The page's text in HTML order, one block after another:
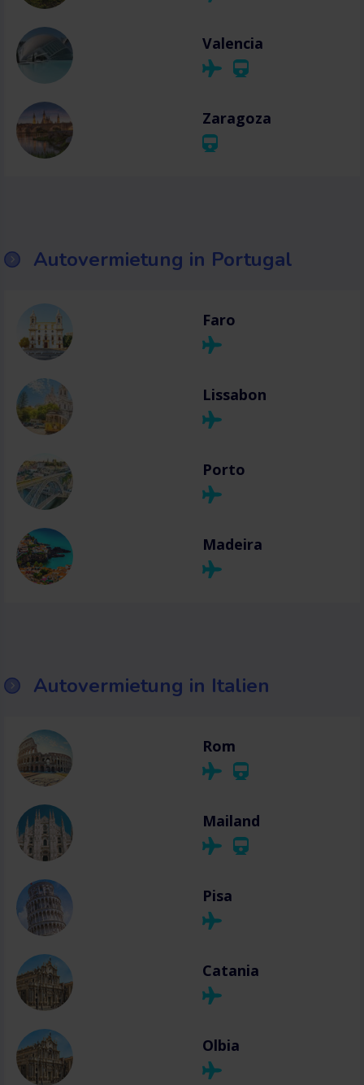
Valencia
Zaragoza
Autovermietung in Portugal
Faro
Lissabon
Porto
Madeira
Autovermietung in Italien
Rom
Mailand
Pisa
Catania
Olbia